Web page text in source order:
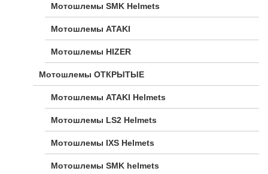
Мотошлемы SMK Helmets
Мотошлемы ATAKI
Мотошлемы HIZER
Мотошлемы ОТКРЫТЫЕ
Мотошлемы ATAKI Helmets
Мотошлемы LS2 Helmets
Мотошлемы IXS Helmets
Мотошлемы SMK helmets